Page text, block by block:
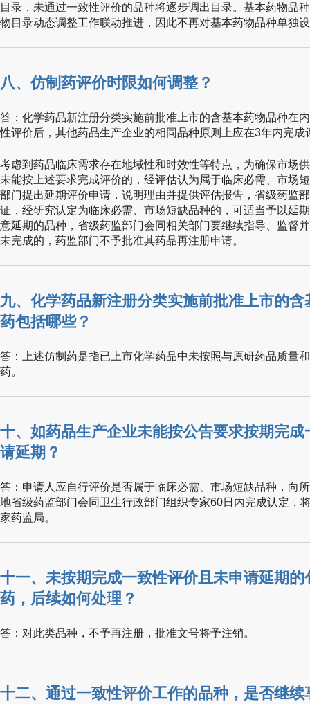
目录，未通过一致性评价的品种将逐步调出目录。基本药物品
物目录动态调整工作联动推进，因此不再对基本药物品种单独
八、仿制药评价时限如何调整？
答：化学药品新注册分类实施前批准上市的含基本药物品种在
性评价后，其他药品生产企业的相同品种原则上应在3年内完成
考虑到药品临床需求存在地域性和时效性等特点，为确保市场
未能按上述要求完成评价的，经评估认为属于临床必需、市场
部门提出延期评价申请，说明理由并提供评估报告，省级药监
证，经研究认定为临床必需、市场短缺品种的，可适当予以延
意延期的品种，省级药监部门会同相关部门要继续指导、监督
未完成的，药监部门不予批准其药品再注册申请。
九、化学药品新注册分类实施前批准上市的
药包括哪些？
答：上述仿制药是指已上市化学药品中未按照与原研药品质量
药。
十、如药品生产企业未能按公告要求按期完
请延期？
答：申请人应自行评价是否属于临床必需、市场短缺品种，向
地省级药监部门会同卫生行政部门组织专家60日内完成认定，
家药监局。
十一、未按期完成一致性评价且未申请延期
药，后续如何处理？
答：对此类品种，不予再注册，批准文号将予注销。
十二、通过一致性评价工作的品种，是否继